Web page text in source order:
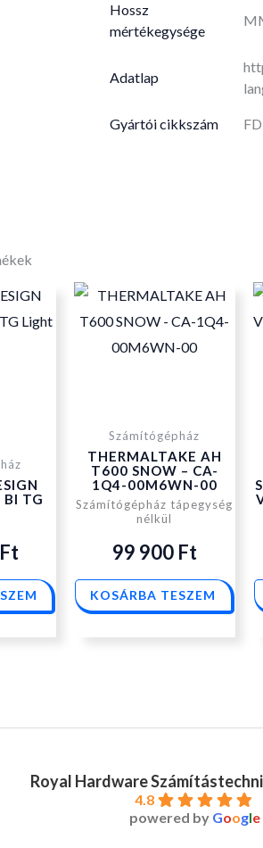
Hossz
mértékegysége
Adatlap
Gyártói cikkszám
TG
Ft
Számítógépház
THERMALTAKE AH
T600 SNOW – CA-
1Q4-00M6WN-00
Számítógépház tápegység
nélkül
99 900 Ft
KOSÁRBA TESZEM
Royal Hardware
4.8
powered by Google